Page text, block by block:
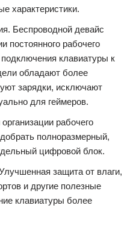
характеристики.
Беспроводной девайс
постоянного рабочего
клавиатуры к
обладают более
зарядки, исключают
для геймеров.
рабочего
полноразмерный,
цифровой блок.
защита от влаги,
и другие полезные
клавиатуры более